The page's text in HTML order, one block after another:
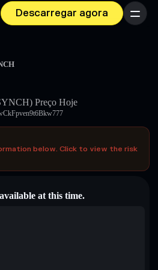
Descarregar agora Menu
Preço Hoje
below. Click to view the risk
at this time.